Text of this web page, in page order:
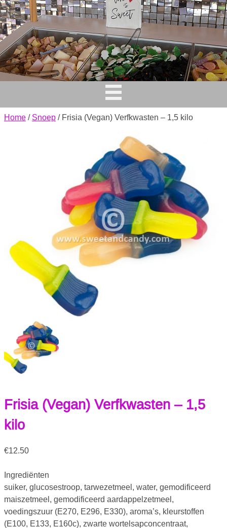
Home / Snoep / Frisia (Vegan) Verfkwasten – 1,5 kilo
Frisia (Vegan) Verfkwasten – 1,5
kilo
€12.50
Ingrediënten
suiker, glucosestroop, tarwezetmeel, water, gemodificeerd
maiszetmeel, gemodificeerd aardappelzetmeel,
voedingszuur (E270, E296, E330), aroma’s, kleurstoffen
(E100, E133, E160c), zwarte wortelsapconcentraat,